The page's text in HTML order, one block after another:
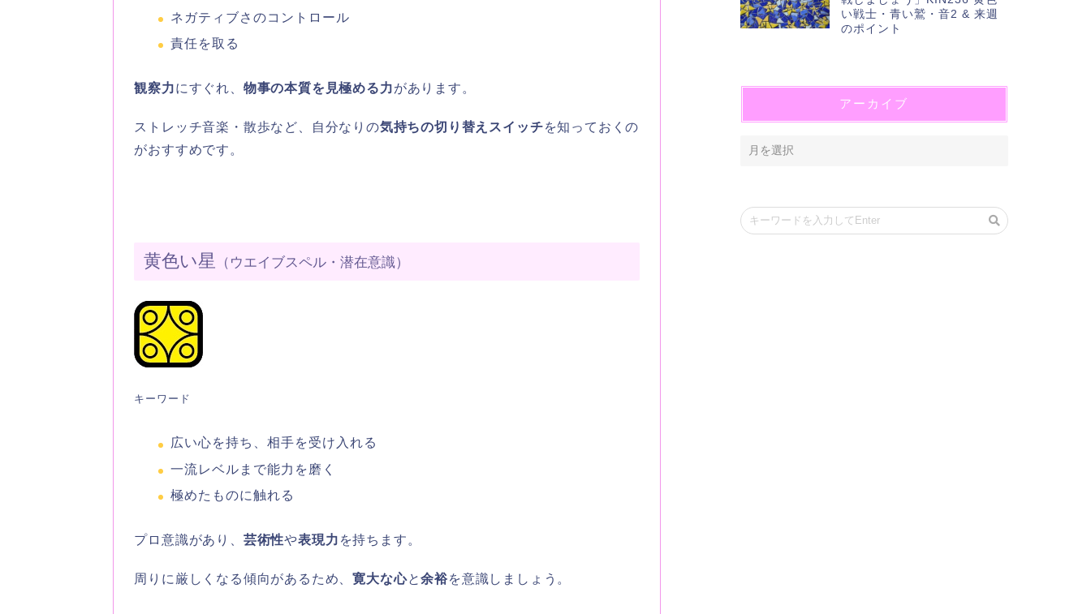
ネガティブさのコントロール
責任を取る
観察力にすぐれ、 物事の本質を見極める力があります。
ストレッチ音楽・散歩など、自分なりの気持ちの切り替えスイッチを知っておくの
がおすすめです。
黄色い星 （ウエイブスペル・潜在意識）
キーワード
広い心を持ち、相手を受け入れる
一流レベルまで能力を磨く
極めたものに触れる
プロ意識があり、 芸術性や表現力 を持ちます。
周りに厳しくなる傾向があるため、寛大な心と余裕を意識しましょう。
い戦士・青い鷲・音2 & 来週
のポイント
アーカイブ